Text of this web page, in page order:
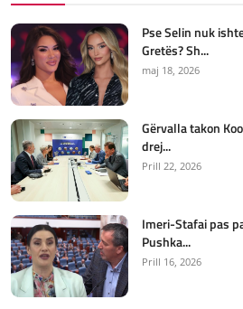
Pse Selin nuk
Gretës? Sh...
maj 18, 2026
Gërvalla takon
drej...
Prill 22, 2026
Imeri-Stafai pas
Pushka...
Prill 16, 2026